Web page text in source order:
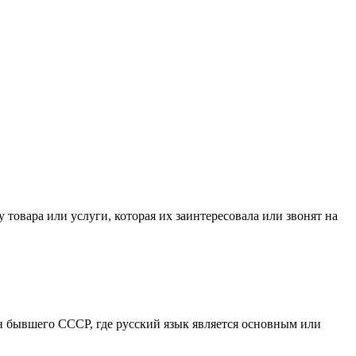
или услуги, которая их заинтересовала или звонят на
СССР, где русский язык является основным или